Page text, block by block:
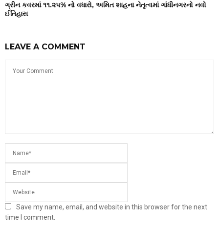
ગ્રીન કવરમાં ૧૧.૨૫% નો વધારો, અમિત શાહના નેતૃત્વમાં ગાંધીનગરનો નવો
ઈતિહાસ
LEAVE A COMMENT
Save my name, email, and website in this browser for the next
time I comment.